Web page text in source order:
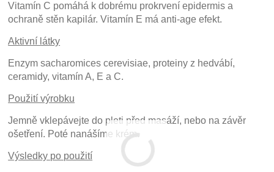
Vitamín C pomáhá k dobrému prokrvení epidermis a
ochraně stěn kapilár. Vitamín E má anti-age efekt.
Aktivní látky
Enzym sacharomices cerevisiae, proteiny z hedvábí,
ceramidy, vitamín A, E a C.
Použití výrobku
Jemně vklepávejte do pleti před masáží, nebo na závěr
ošetření. Poté nanášíme krém.
Výsledky po použití